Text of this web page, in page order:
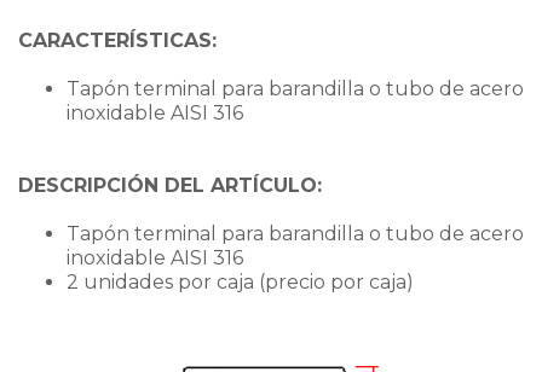
CARACTERÍSTICAS:
Tapón terminal para barandilla o tubo de acero
inoxidable AISI 316
DESCRIPCIÓN DEL ARTÍCULO:
Tapón terminal para barandilla o tubo de acero
inoxidable AISI 316
2 unidades por caja (precio por caja)